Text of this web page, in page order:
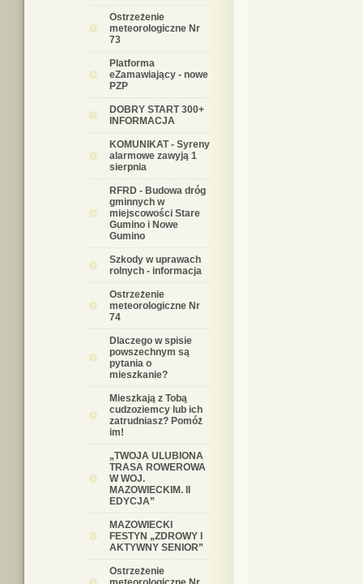
Ostrzeżenie
meteorologiczne Nr
73
Platforma
eZamawiający - nowe
PZP
DOBRY START 300+
INFORMACJA
KOMUNIKAT - Syreny
alarmowe zawyją 1
sierpnia
RFRD - Budowa dróg
gminnych w
miejscowości Stare
Gumino i Nowe
Gumino
Szkody w uprawach
rolnych - informacja
Ostrzeżenie
meteorologiczne Nr
74
Dlaczego w spisie
powszechnym są
pytania o
mieszkanie?
Mieszkają z Tobą
cudzoziemcy lub ich
zatrudniasz? Pomóż
im!
„TWOJA ULUBIONA
TRASA ROWEROWA
W WOJ.
MAZOWIECKIM. II
EDYCJA”
MAZOWIECKI
FESTYN „ZDROWY I
AKTYWNY SENIOR”
Ostrzeżenie